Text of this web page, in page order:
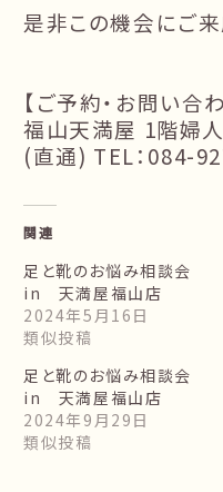
是非この機会にご来
【ご予約・お問い合
福山天満屋 1階婦
(直通) TEL：084-
関連
足と靴のお悩み相談会
in 天満屋福山店
2024年5月16日
類似投稿
足と靴のお悩み相談会
in 天満屋福山店
2024年9月29日
類似投稿